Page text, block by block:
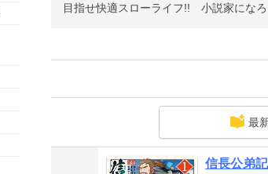
目指せ快適スローライフ!! 小説家にな
最
信長公弟